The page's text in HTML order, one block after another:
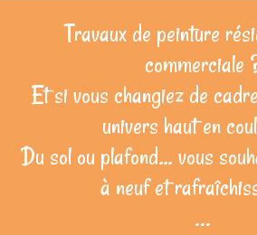
Travaux de peinture
commerciale
Et si vous changiez de
univers haut en
Du sol ou plafond… vous
à neuf et
...